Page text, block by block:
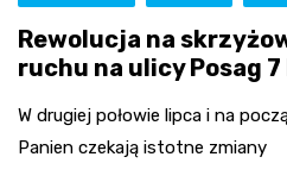
Rewolucja na
ruchu na ulicy Posag 7
W drugiej połowie lipca i na
Panien czekają istotne zmiany